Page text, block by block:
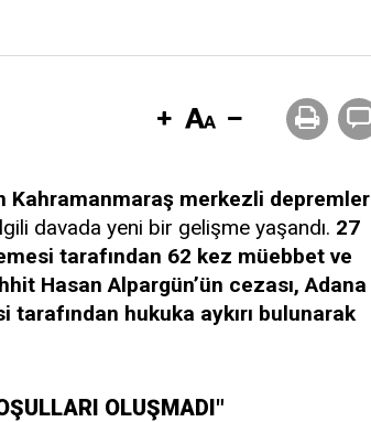
Kahramanmaraş merkezli depremler
davada yeni bir gelişme yaşandı. 27
tarafından 62 kez müebbet ve
Hasan Alpargün’ün cezası, Adana
hukuka aykırı bulunarak
OLUŞMADI"